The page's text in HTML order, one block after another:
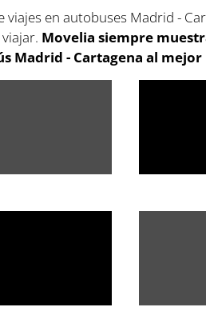
en autobuses Madrid -
Movelia siempre
Madrid - Cartagena al